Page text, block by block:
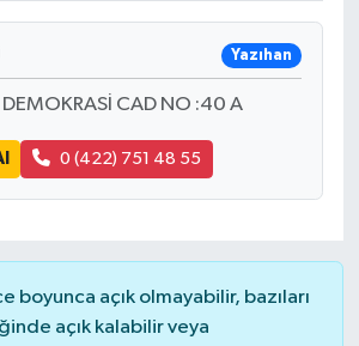
Yazıhan
CAD NO :40 A
0 (422) 751 48 55
boyunca açık olmayabilir, bazıları
açık kalabilir veya